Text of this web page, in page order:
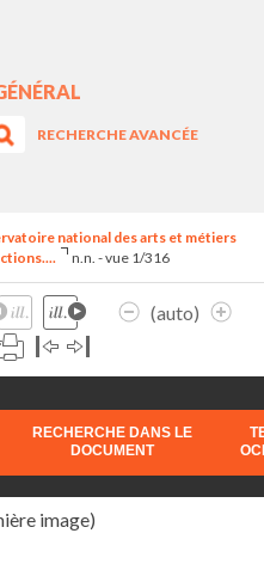
RECHERCHE AVANCÉE
national des arts et métiers
n.n. - vue 1/316
(auto)
RECHERCHE DANS LE
DOCUMENT
image)